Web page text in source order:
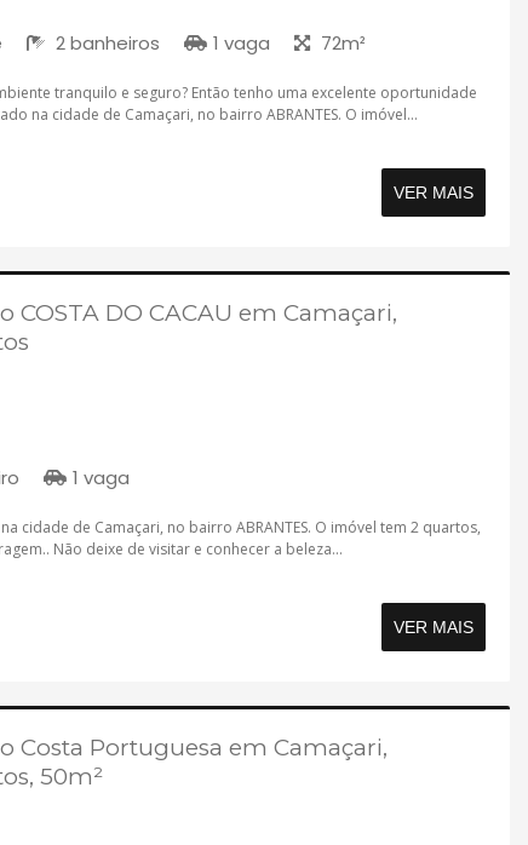
2 banheiros 1 vaga 72m²
tranquilo e seguro? Então tenho uma excelente oportunidade
na cidade de Camaçari, no bairro ABRANTES. O imóvel...
VER MAIS
DO CACAU em Camaçari,
1 vaga
cidade de Camaçari, no bairro ABRANTES. O imóvel tem 2 quartos,
Não deixe de visitar e conhecer a beleza...
VER MAIS
Costa Portuguesa em Camaçari,
50m²